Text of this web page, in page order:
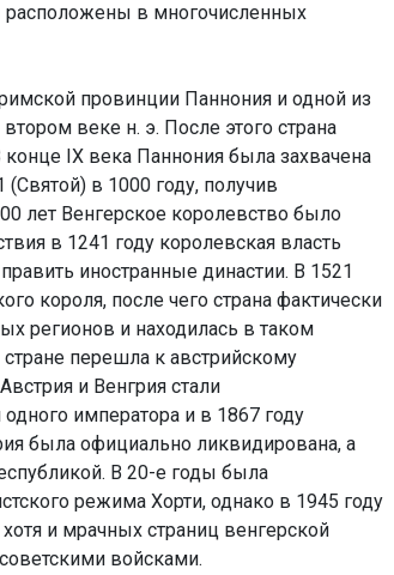
расположены в многочисленных
провинции Паннония и одной из
веке н. э. После этого страна
IX века Паннония была захвачена
в 1000 году, получив
лет Венгерское королевство было
в 1241 году королевская власть
иностранные династии. В 1521
короля, после чего страна фактически
регионов и находилась в таком
стране перешла к австрийскому
и Венгрия стали
императора и в 1867 году
была официально ликвидирована, а
В 20-е годы была
режима Хорти, однако в 1945 году
и мрачных страниц венгерской
войсками.